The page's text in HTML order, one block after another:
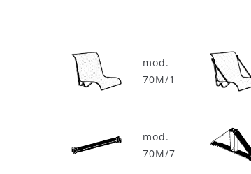
mod.
70M/1
mod.
70M/7